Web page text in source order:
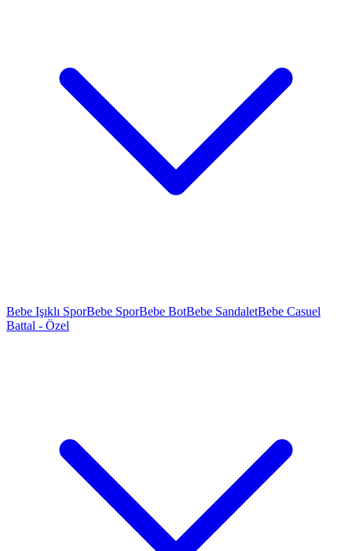
Bebe Işıklı SporBebe SporBebe BotBebe SandaletBebe Casuel
Battal - Özel